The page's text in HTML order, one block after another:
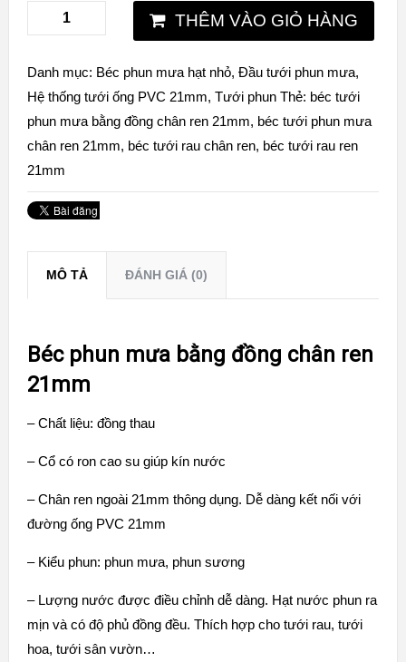
THÊM VÀO GIỎ HÀNG
Danh mục: Béc phun mưa hạt nhỏ, Đầu tưới phun mưa,
Hệ thống tưới ống PVC 21mm, Tưới phun Thẻ: béc tưới
phun mưa bằng đồng chân ren 21mm, béc tưới phun mưa
chân ren 21mm, béc tưới rau chân ren, béc tưới rau ren
21mm
MÔ TẢ ĐÁNH GIÁ (0)
Béc phun mưa bằng đồng chân ren
21mm
– Chất liệu: đồng thau
– Cổ có ron cao su giúp kín nước
– Chân ren ngoài 21mm thông dụng. Dễ dàng kết nối với
đường ống PVC 21mm
– Kiểu phun: phun mưa, phun sương
– Lượng nước được điều chỉnh dễ dàng. Hạt nước phun ra
mịn và có độ phủ đồng đều. Thích hợp cho tưới rau, tưới
hoa, tưới sân vườn…